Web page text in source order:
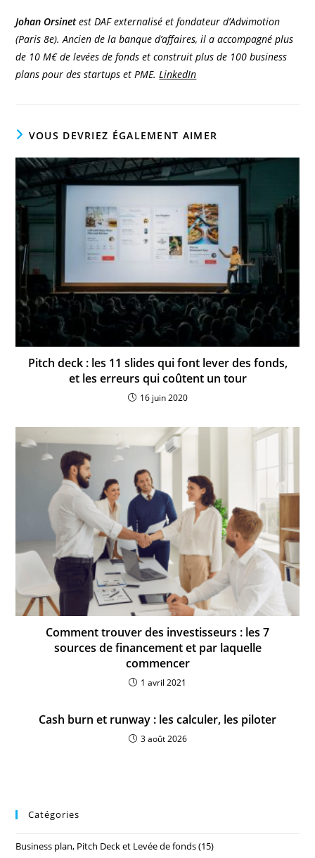
Johan Orsinetest DAF externalisé et fondateur d’Advimotion
(Paris 8e). Ancien de la banque d’affaires, il a accompagné plus
de 10 M€ de levées de fonds et construit plus de 100 business
plans pour des startups et PME.LinkedIn
VOUS DEVRIEZ ÉGALEMENT AIMER
Pitch deck : les 11 slides qui font lever des fonds,
et les erreurs qui coûtent un tour
16 juin 2020
Comment trouver des investisseurs : les 7
sources de financement et par laquelle
commencer
1 avril 2021
Cash burn et runway : les calculer, les piloter
3 août 2026
Catégories
Business plan, Pitch Deck et Levée de fonds(15)